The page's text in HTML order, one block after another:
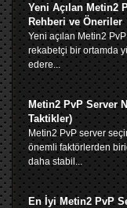
Yeni Açılan Metin2
Rehberi ve Öneriler
Yeni açılan Metin2
rekabetçi bir ortamda
edere...
Metin2 PvP Server
Taktikler)
Metin2 PvP server
önemli faktörlerden
daha stabil...
En İyi Metin2 PvP